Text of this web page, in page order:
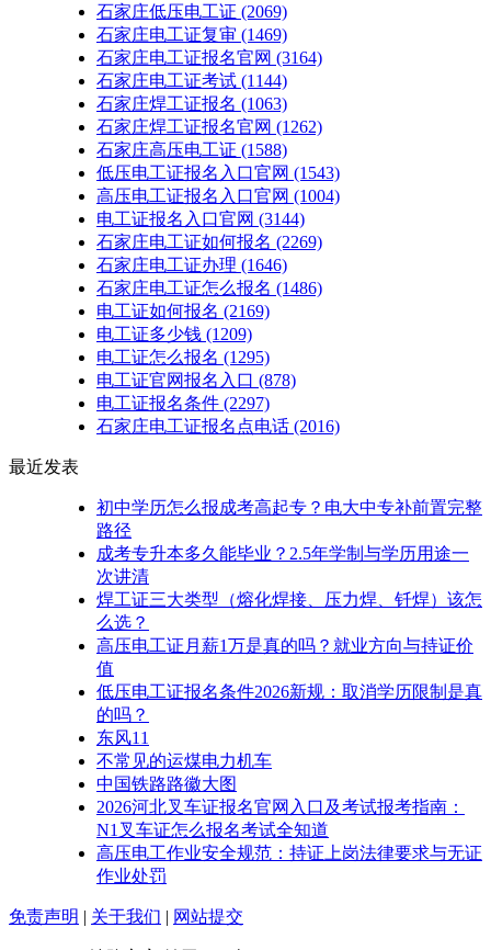
石家庄低压电工证 (2069)
石家庄电工证复审 (1469)
石家庄电工证报名官网 (3164)
石家庄电工证考试 (1144)
石家庄焊工证报名 (1063)
石家庄焊工证报名官网 (1262)
石家庄高压电工证 (1588)
低压电工证报名入口官网 (1543)
高压电工证报名入口官网 (1004)
电工证报名入口官网 (3144)
石家庄电工证如何报名 (2269)
石家庄电工证办理 (1646)
石家庄电工证怎么报名 (1486)
电工证如何报名 (2169)
电工证多少钱 (1209)
电工证怎么报名 (1295)
电工证官网报名入口 (878)
电工证报名条件 (2297)
石家庄电工证报名点电话 (2016)
最近发表
初中学历怎么报成考高起专？电大中专补前置完整
路径
成考专升本多久能毕业？2.5年学制与学历用途一
次讲清
焊工证三大类型（熔化焊接、压力焊、钎焊）该怎
么选？
高压电工证月薪1万是真的吗？就业方向与持证价
值
低压电工证报名条件2026新规：取消学历限制是真
的吗？
东风11
不常见的运煤电力机车
中国铁路路徽大图
2026河北叉车证报名官网入口及考试报考指南：
N1叉车证怎么报名考试全知道
高压电工作业安全规范：持证上岗法律要求与无证
作业处罚
免责声明 | 关于我们 | 网站提交